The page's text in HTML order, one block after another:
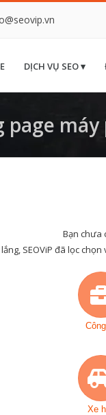
DỊCH VỤ SEO ▾
page
Bạn chưa
SEOViP đã lọc chọn
Xe